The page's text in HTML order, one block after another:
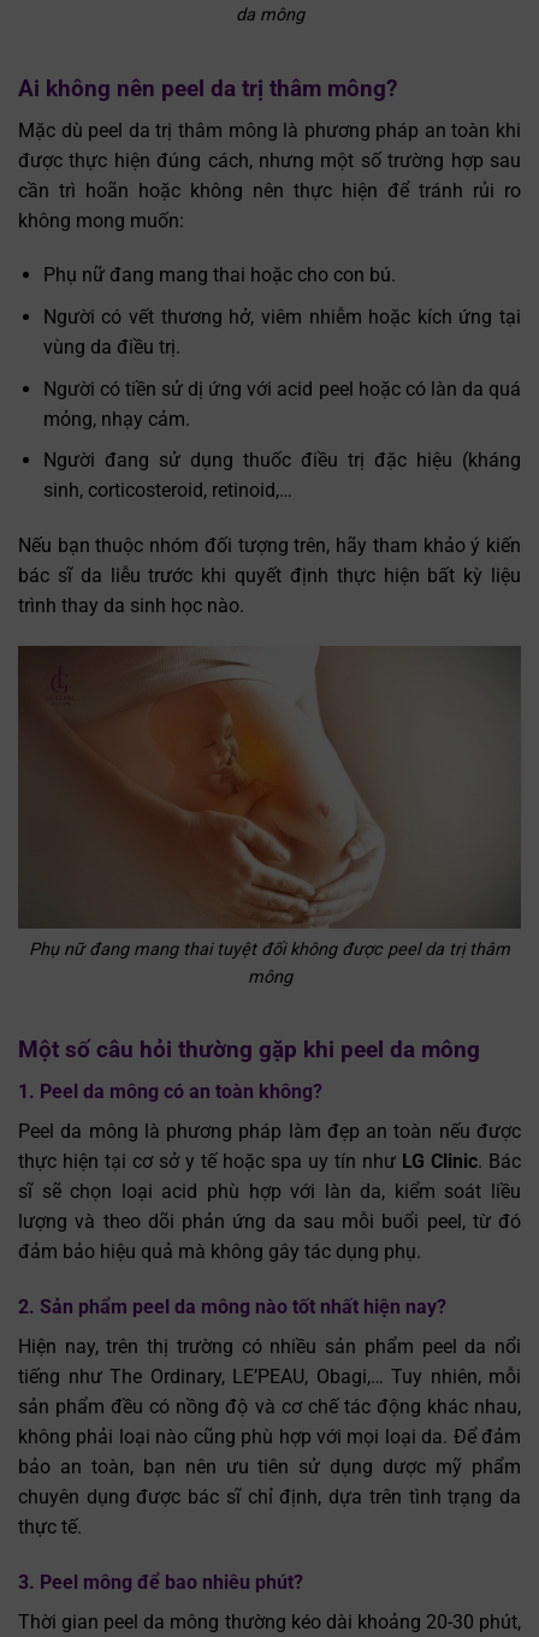
da mông
Ai không nên peel da trị thâm mông?
Mặc dù peel da trị thâm mông là phương pháp an toàn khi
được thực hiện đúng cách, nhưng một số trường hợp sau
cần trì hoãn hoặc không nên thực hiện để tránh rủi ro
không mong muốn:
Phụ nữ đang mang thai hoặc cho con bú.
Người có vết thương hở, viêm nhiễm hoặc kích ứng tại
vùng da điều trị.
Người có tiền sử dị ứng với acid peel hoặc có làn da quá
mỏng, nhạy cảm.
Người đang sử dụng thuốc điều trị đặc hiệu (kháng
sinh, corticosteroid, retinoid,…
Nếu bạn thuộc nhóm đối tượng trên, hãy tham khảo ý kiến
bác sĩ da liễu trước khi quyết định thực hiện bất kỳ liệu
trình thay da sinh học nào.
Phụ nữ đang mang thai tuyệt đối không được peel da trị thâm
mông
Một số câu hỏi thường gặp khi peel da mông
1. Peel da mông có an toàn không?
Peel da mông là phương pháp làm đẹp an toàn nếu được
thực hiện tại cơ sở y tế hoặc spa uy tín như LG Clinic. Bác
sĩ sẽ chọn loại acid phù hợp với làn da, kiểm soát liều
lượng và theo dõi phản ứng da sau mỗi buổi peel, từ đó
đảm bảo hiệu quả mà không gây tác dụng phụ.
2. Sản phẩm peel da mông nào tốt nhất hiện nay?
Hiện nay, trên thị trường có nhiều sản phẩm peel da nổi
tiếng như The Ordinary, LE’PEAU, Obagi,… Tuy nhiên, mỗi
sản phẩm đều có nồng độ và cơ chế tác động khác nhau,
không phải loại nào cũng phù hợp với mọi loại da. Để đảm
bảo an toàn, bạn nên ưu tiên sử dụng dược mỹ phẩm
chuyên dụng được bác sĩ chỉ định, dựa trên tình trạng da
thực tế.
3. Peel mông để bao nhiêu phút?
Thời gian peel da mông thường kéo dài khoảng 20-30 phút,